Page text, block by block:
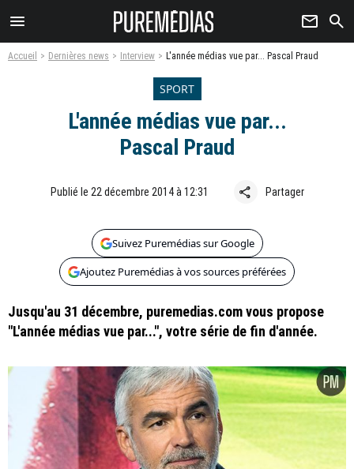
menu newsletter search
Accueil Dernières news Interview L'année médias vue par... Pascal Praud
SPORT
L'année médias vue par...
Pascal Praud
Publié le 22 décembre 2014 à 12:31 share Partager
Suivez Puremédias sur Google
Ajoutez Puremédias à vos sources préférées
Jusqu'au 31 décembre, puremedias.com vous propose
"L'année médias vue par...", votre série de fin d'année.